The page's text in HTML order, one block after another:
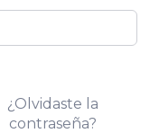
¿Olvidaste la
contraseña?